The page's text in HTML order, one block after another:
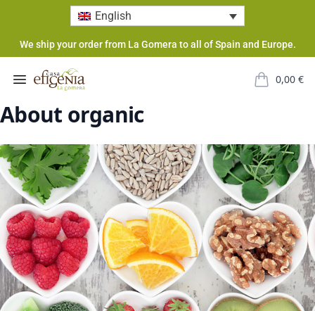
English
We ship your order from La Gomera to all of Spain and Europe.
Open menu
Casa Efigenia 0,00 €
items in
About organic